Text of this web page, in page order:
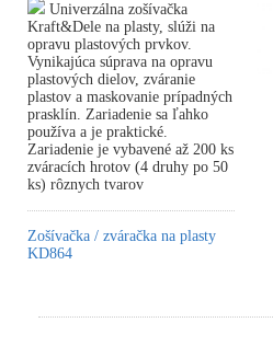
Univerzálna zošívačka
Kraft&Dele na plasty, slúži na
opravu plastových prvkov.
Vynikajúca súprava na opravu
plastových dielov, zváranie
plastov a maskovanie prípadných
prasklín. Zariadenie sa ľahko
používa a je praktické.
Zariadenie je vybavené až 200 ks
zváracích hrotov (4 druhy po 50
ks) rôznych tvarov
Zošívačka / zváračka na plasty
KD864